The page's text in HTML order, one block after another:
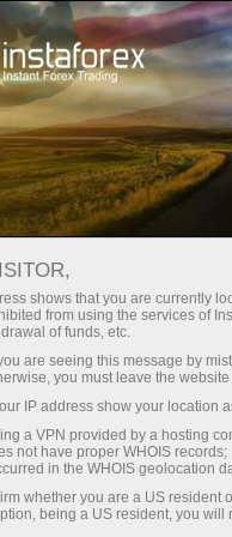
Treyderlar uchun
БЛИЖЕ К
shows that you are currently
from using the services of
of funds, etc.
are seeing this message by
you must leave the
IP address show your location
a VPN provided by a hosting
not have proper WHOIS records;
in the WHOIS geolocation
whether you are a US resident
being a US resident, you